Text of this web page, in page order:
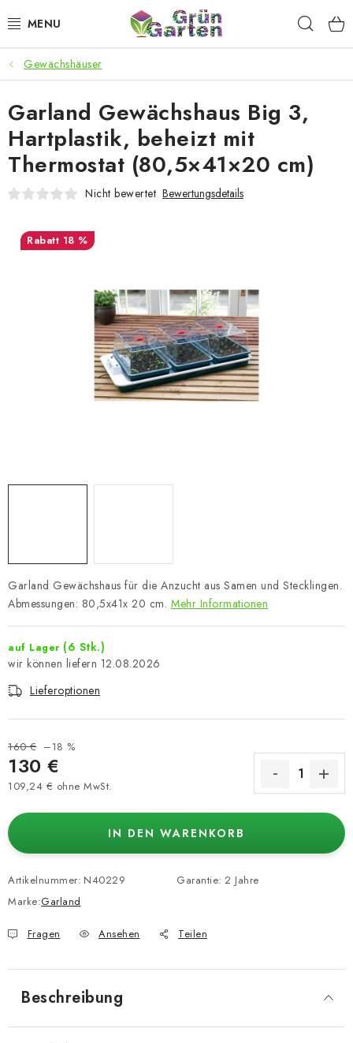
Inhalt
ANGEBOTE
LED PFLANZENLAMPEN
ANBAUBEDARF FÜR DEN HEIMANBAU
AQUARISTIK
MICROGREENS
Geschäftsbewertung Kaufberatung AGB
Blog
Datenschutzerklärung Impressum
Gewächshäuser
Garland Gewächshaus für die Anzucht aus Samen und Stecklingen.
Abmessungen: 80,5x41x 20 cm. Mehr Informationen
auf Lager (6 Stk.)
12.08.2026
Lieferoptionen
160 € –18 %
130 €
109,24 € ohne MwSt.
IN DEN WARENKORB
Artikelnummer: N40229
Marke:Garland
Garantie: 2 Jahre
Fragen Ansehen Teilen
Garland Gewächshaus Big 3,
Hartplastik, beheizt mit
Thermostat (80,5×41×20 cm)
Nicht bewertet Bewertungsdetails
18 %
Beschreibung